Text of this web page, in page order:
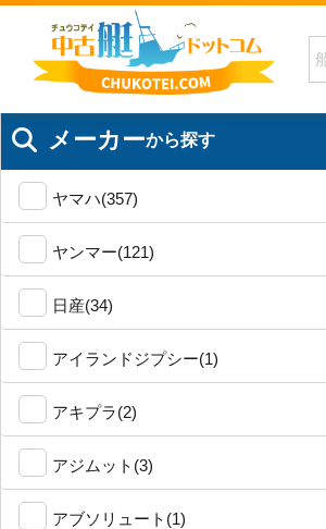
メーカーから探す
ヤマハ(357)
ヤンマー(121)
日産(34)
アイランドジプシー(1)
アキプラ(2)
アジムット(3)
アブソリュート(1)